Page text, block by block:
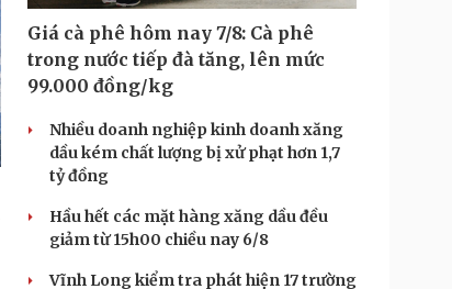
Giá cà phê hôm nay 7/8: Cà phê
trong nước tiếp đà tăng, lên mức
99.000 đồng/kg
Nhiều doanh nghiệp kinh doanh xăng
dầu kém chất lượng bị xử phạt hơn 1,7
tỷ đồng
Hầu hết các mặt hàng xăng dầu đều
giảm từ 15h00 chiều nay 6/8
Vĩnh Long kiểm tra phát hiện 17 trường